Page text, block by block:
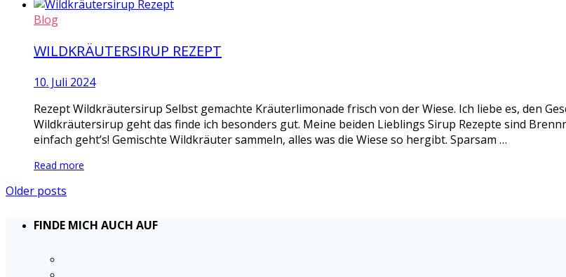
Blog
WILDKRÄUTERSIRUP REZEPT
10. Juli 2024
Rezept Wildkräutersirup Selbst gemachte Kräuterlimonade frisch von der Wiese. Ich liebe es, den
Wildkräutersirup geht das finde ich besonders gut. Meine beiden Lieblings Sirup Rezepte sind
einfach geht’s! Gemischte Wildkräuter sammeln, alles was die Wiese so hergibt. Sparsam …
Read more
Older posts
FINDE MICH AUCH AUF